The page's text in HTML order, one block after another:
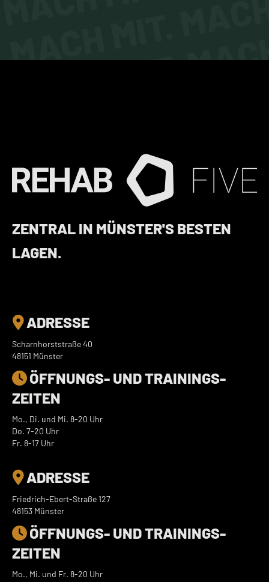
MACH MIT.
ZENTRAL IN MÜNSTER'S BESTEN
LAGEN.
 ADRESSE
Scharnhorststraße 40
48151 Münster
 ADRESSE
Friedrich-Ebert-Straße 127
48153 Münster
ÖFFNUNGS- UND TRAININGS­
ZEITEN
Mo., Di. und Mi. 8-20 Uhr
Do. 7-20 Uhr
Fr. 8-17 Uhr
ÖFFNUNGS- UND TRAININGS­
ZEITEN
Mo., Mi. und Fr. 8-20 Uhr